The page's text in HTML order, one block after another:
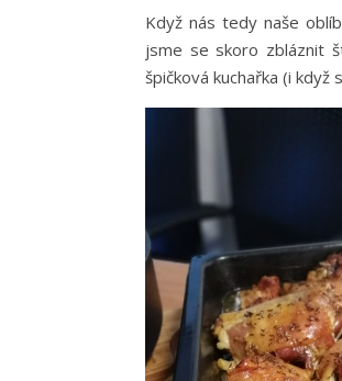
Když nás tedy naše
jsme se skoro zbláznit
špičková kuchařka (i když